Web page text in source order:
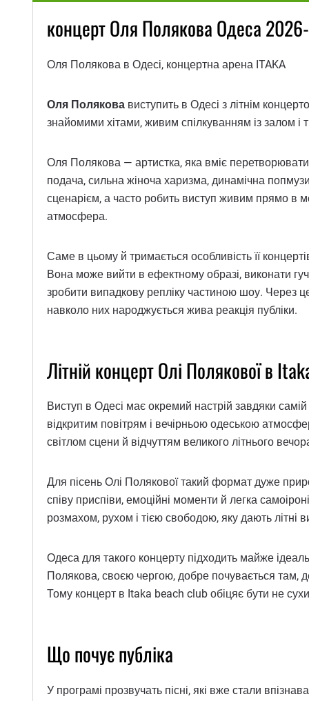
концерт Оля Полякова Одеса
Оля Полякова в Одесі, концертна арена ITAKA
Оля Полякова виступить в Одесі з літнім
знайомими хітами, живим спілкуванням із залом і
Оля Полякова — артистка, яка вміє перетворювати
подача, сильна жіноча харизма, динамічна
сценарієм, а часто робить виступ живим прямо в
атмосфера.
Саме в цьому й тримається особливість її
Вона може вийти в ефектному образі, виконати
зробити випадкову репліку частиною шоу. Через
навколо них народжується жива реакція публіки.
Літній концерт Олі Полякової в
Виступ в Одесі має окремий настрій завдяки самій
відкритим повітрям і вечірньою одеською
світлом сцени й відчуттям великого літнього
Для пісень Олі Полякової такий формат дуже
співу приспіви, емоційні моменти й легка
розмахом, рухом і тією свободою, яку дають літні
Одеса для такого концерту підходить майже
Полякова, своєю чергою, добре почувається там,
Тому концерт в Itaka beach club обіцяє бути не
Що почує публіка
У програмі прозвучать пісні, які вже стали